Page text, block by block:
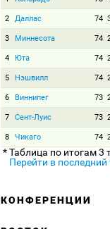
2 Даллас 74
3 Миннесота 74
4 Юта 74
5 Нэшвилл 74
6 Виннипег 73
7 Сент-Луис 73
8 Чикаго 74
* Таблица по итогам 3
Перейти в последний
КОНФЕРЕНЦИИ